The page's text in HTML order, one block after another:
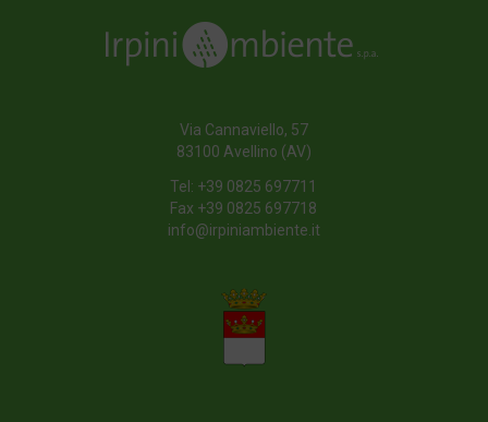
Via Cannaviello, 57
83100 Avellino (AV)
Tel: +39 0825 697711
Fax +39 0825 697718
info@irpiniambiente.it